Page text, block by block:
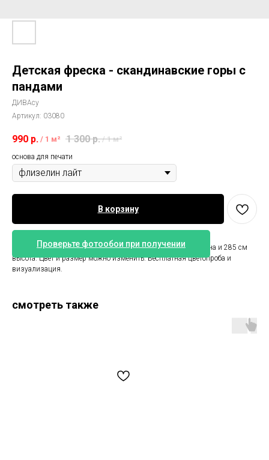
Детская фреска - скандинавские горы с
пандами
ДИВАсу
Артикул: 03080
990 р. / 1 м² 1 300 р. / 1 м²
основа для печати
Проверьте фотообои при получении
В корзину
Фотообои горы и панды. Стандартный размер 330 см ширина и 285 см
высота. Цвет и размер можно изменить. Бесплатная цветопроба и
визуализация.
смотреть также